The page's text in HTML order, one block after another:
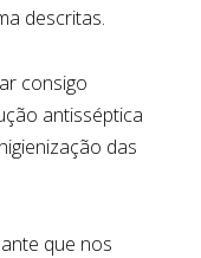
descritas.
consigo
antisséptica
das
que nos